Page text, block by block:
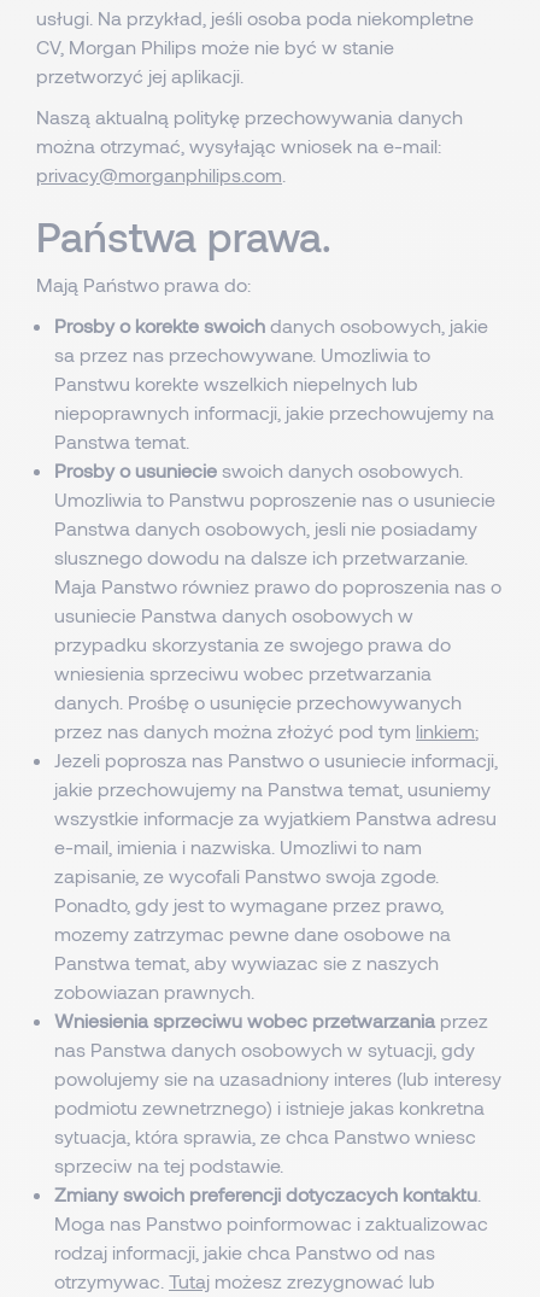
usługi. Na przykład, jeśli osoba poda niekompletne
CV, Morgan Philips może nie być w stanie
przetworzyć jej aplikacji.
Naszą aktualną politykę przechowywania danych
można otrzymać, wysyłając wniosek na e-mail:
privacy@morganphilips.com
Państwa prawa.
Mają Państwo prawa do:
Prosby o korekte swoich danych osobowych, jakie
sa przez nas przechowywane. Umozliwia to
Panstwu korekte wszelkich niepelnych lub
niepoprawnych informacji, jakie przechowujemy na
Panstwa temat.
Prosby o usuniecie swoich danych osobowych.
Umozliwia to Panstwu poproszenie nas o usuniecie
Panstwa danych osobowych, jesli nie posiadamy
slusznego dowodu na dalsze ich przetwarzanie.
Maja Panstwo równiez prawo do poproszenia nas o
usuniecie Panstwa danych osobowych w
przypadku skorzystania ze swojego prawa do
wniesienia sprzeciwu wobec przetwarzania
danych. Prośbę o usunięcie przechowywanych
przez nas danych można złożyć pod tym linkiem;
Jezeli poprosza nas Panstwo o usuniecie informacji,
jakie przechowujemy na Panstwa temat, usuniemy
wszystkie informacje za wyjatkiem Panstwa adresu
e-mail, imienia i nazwiska. Umozliwi to nam
zapisanie, ze wycofali Panstwo swoja zgode.
Ponadto, gdy jest to wymagane przez prawo,
mozemy zatrzymac pewne dane osobowe na
Panstwa temat, aby wywiazac sie z naszych
zobowiazan prawnych.
Wniesienia sprzeciwu wobec przetwarzania przez
nas Panstwa danych osobowych w sytuacji, gdy
powolujemy sie na uzasadniony interes (lub interesy
podmiotu zewnetrznego) i istnieje jakas konkretna
sytuacja, która sprawia, ze chca Panstwo wniesc
sprzeciw na tej podstawie.
Zmiany swoich preferencji dotyczacych kontaktu
Moga nas Panstwo poinformowac i zaktualizowac
rodzaj informacji, jakie chca Panstwo od nas
otrzymywac. Tutaj możesz zrezygnować lub